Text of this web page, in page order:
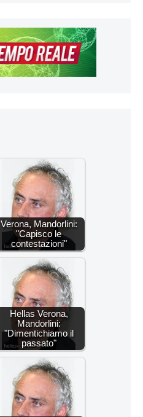
Verona, Mandorlini:
"Capisco le
contestazioni"
Hellas Verona,
Mandorlini:
"Dimentichiamo il
passato"